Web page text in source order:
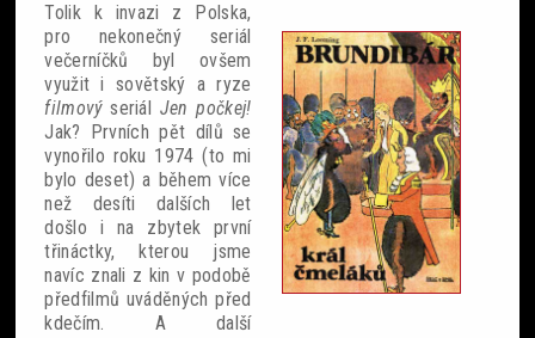
Tolik k invazi z Polska,
pro nekonečný seriál
večerníčků byl ovšem
využit i sovětský a ryze
filmovýseriál Jen počkej!
Jak? Prvních pět dílů se
vynořilo roku 1974 (to mi
bylo deset) a během více
než desíti dalších let
došlo i na zbytek první
třináctky, kterou jsme
navíc znali z kin v podobě
předfilmů uváděných před
kdečím. A další